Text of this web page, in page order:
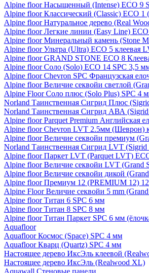
Alpine floor Насыщенный (Intense) ECO 9
Alpine floor Классический (Classic) ECO 1
Alpine floor Натуральное дерево (Real
Alpine floor Легкие линии (Easy Line)
Alpine floor Минеральный камень (Stone
Alpine floor Ультра (Ultra) ECO 5 клеевая
Alpine floor GRAND STONE ECO 8
Alpine floor Соло (Solo) ECO 14 SPC 3,5
Alpine floor Chevron SPC Французская
Alpine floor Величие секвойи светлой
Alpine Floor Соло плюс (Solo Plus) SPC 4
Norland Таинственная Сигрид Плюс
Norland Таинственная Сигрид АВА
Alpine floor Parquet Premium Английская
Alpine floor Chevron LVT 2.5мм (Шеврон)
Alpine floor Величие секвойи премиум
Norland Таинственная Сигрид LVT (Sigrid
Alpine floor Паркет LVT (Parquet LVT)
Alpine floor Величие секвойи LVT (Grand
Alpine floor Величие секвойи дикой
Alpine floor Премиум 12 (PREMIUM 12)
Alpine Floor Величие секвойи 5 mm
Alpine floor Титан 6 SPC 6 мм
Alpine floor Титан 8 SPC 8 мм
Alpine floor Титан Паркет SPC 6 мм
Aquafloor
Aquafloor Космос (Space) SPC 4 мм
Aquafloor Кварц (Quartz) SPC 4 мм
Настоящее дерево ИксЭль клеевой
Настоящее дерево ИксЭль (Realwood XL)
Aquawall Стеновые панели